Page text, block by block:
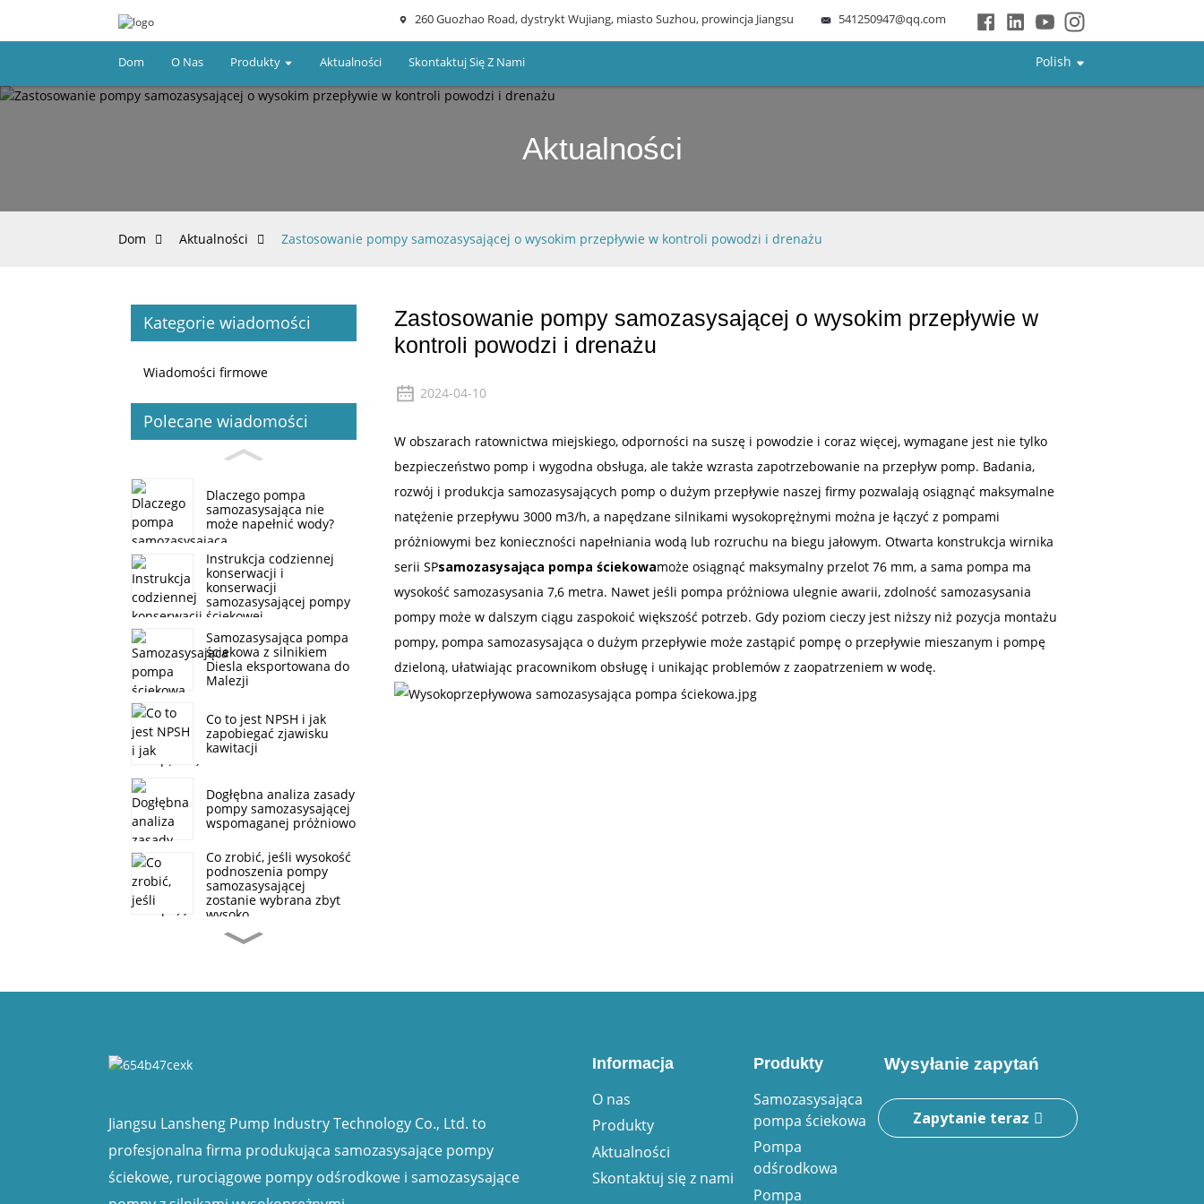
260 Guozhao Road, dystrykt Wujiang, miasto Suzhou, prowincja Jiangsu 541250947@qq.com
Dom O Nas Produkty Aktualności Skontaktuj Się Z Nami Polish
Aktualności
Dom Aktualności Zastosowanie pompy samozasysającej o wysokim przepływie w kontroli powodzi i drenażu
Kategorie wiadomości
Wiadomości firmowe
Polecane wiadomości
Dlaczego pompa
samozasysająca nie
może napełnić wody?
Instrukcja codziennej
konserwacji i
konserwacji
samozasysającej pompy
ściekowej
Samozasysająca pompa
ściekowa z silnikiem
Diesla eksportowana do
Malezji
Co to jest NPSH i jak
zapobiegać zjawisku
kawitacji
Dogłębna analiza zasady
pompy samozasysającej
wspomaganej próżniowo
Co zrobić, jeśli wysokość
podnoszenia pompy
samozasysającej
zostanie wybrana zbyt
wysoko
Zastosowanie pompy
samozasysającej o
drenażu
porównaniu z pompami
zanurzonymi?
Rodzaje złączy pomp
samozasysających
Zastosowanie pompy samozasysającej o wysokim przepływie w
kontroli powodzi i drenażu
2024-04-10
W obszarach ratownictwa miejskiego, odporności na suszę i powodzie i coraz więcej, wymagane jest nie tylko
bezpieczeństwo pomp i wygodna obsługa, ale także wzrasta zapotrzebowanie na przepływ pomp. Badania,
rozwój i produkcja samozasysających pomp o dużym przepływie naszej firmy pozwalają osiągnąć maksymalne
natężenie przepływu 3000 m3/h, a napędzane silnikami wysokoprężnymi można je łączyć z pompami
próżniowymi bez konieczności napełniania wodą lub rozruchu na biegu jałowym. Otwarta konstrukcja wirnika
serii SPsamozasysająca pompa ściekowamoże osiągnąć maksymalny przelot 76 mm, a sama pompa ma
wysokość samozasysania 7,6 metra. Nawet jeśli pompa próżniowa ulegnie awarii, zdolność samozasysania
pompy może w dalszym ciągu zaspokoić większość potrzeb. Gdy poziom cieczy jest niższy niż pozycja montażu
pompy, pompa samozasysająca o dużym przepływie może zastąpić pompę o przepływie mieszanym i pompę
dzieloną, ułatwiając pracownikom obsługę i unikając problemów z zaopatrzeniem w wodę.
Jiangsu Lansheng Pump Industry Technology Co., Ltd. to
profesjonalna firma produkująca samozasysające pompy
ściekowe, rurociągowe pompy odśrodkowe i samozasysające
Informacja
O nas
Produkty
Aktualności
Skontaktuj się z nami
Produkty
Samozasysająca
pompa ściekowa
Pompa
odśrodkowa
Pompa
Wysyłanie zapytań
Zapytanie teraz